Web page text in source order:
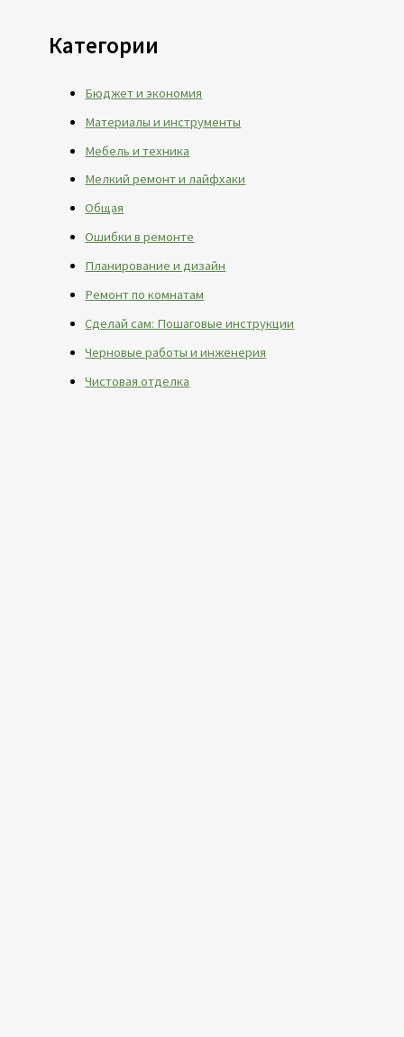
Категории
Бюджет и экономия
Материалы и инструменты
Мебель и техника
Мелкий ремонт и лайфхаки
Общая
Ошибки в ремонте
Планирование и дизайн
Ремонт по комнатам
Сделай сам: Пошаговые инструкции
Черновые работы и инженерия
Чистовая отделка